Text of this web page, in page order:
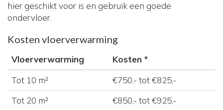
hier geschikt voor is en gebruik een goede
ondervloer.
Kosten vloerverwarming
Vloerverwarming
Kosten *
Tot 10 m²
€750,- tot €825,-
Tot 20 m²
€850,- tot €925,-